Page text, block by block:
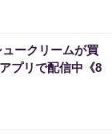
ュークリームが買
プリで配信中《8